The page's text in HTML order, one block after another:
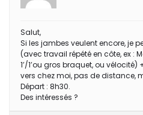
Salut,
Si les jambes veulent encore, je
(avec travail répété en côte, ex :
1’/1’ou gros braquet, ou
vers chez moi, pas de distance,
Départ : 8h30.
Des intéressés ?